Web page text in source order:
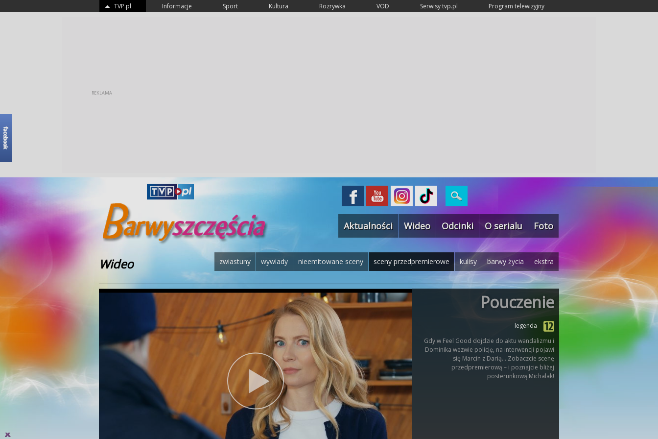
TVP.pl Informacje Sport Kultura Rozrywka VOD Serwisy tvp.pl Program telewizyjny
Aktualności Wideo Odcinki O serialu Foto
Wideo ekstra
barwy życia
kulisy
sceny przedpremierowe
nieemitowane sceny
wywiady
zwiastuny
Pouczenie
legenda
Gdy w Feel Good dojdzie do aktu wandalizmu i
Dominika wezwie policję, na interwencji pojawi
się Marcin z Darią… Zobaczcie scenę
przedpremierową – i poznajcie bliżej
posterunkową Michalak!